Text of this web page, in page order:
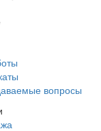
вопросы